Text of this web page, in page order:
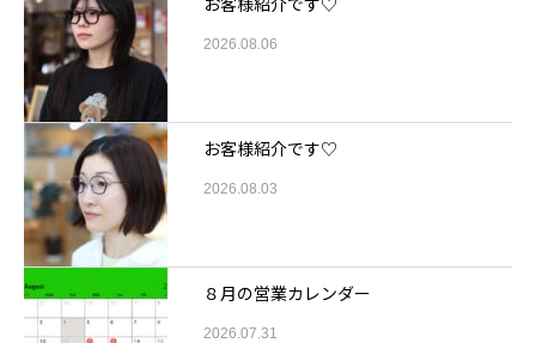
2026.08.06
お客様紹介です♡
2026.08.03
８月の営業カレンダー
2026.07.31